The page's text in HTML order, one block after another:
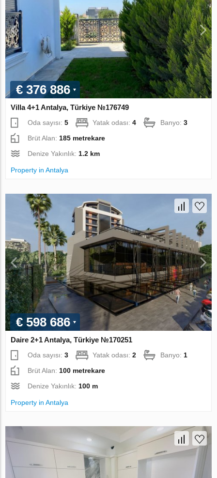
€ 376 886
Villa 4+1 Antalya, Türkiye №176749
Oda sayısı:5 Yatak odası:4 Banyo:3
Brüt Alan: 185 metrekare
Denize Yakınlık: 1.2 km
Property in Antalya
€ 598 686
Daire 2+1 Antalya, Türkiye №170251
Oda sayısı:3 Yatak odası:2 Banyo:1
Brüt Alan:100 metrekare
Denize Yakınlık:100 m
Property in Antalya